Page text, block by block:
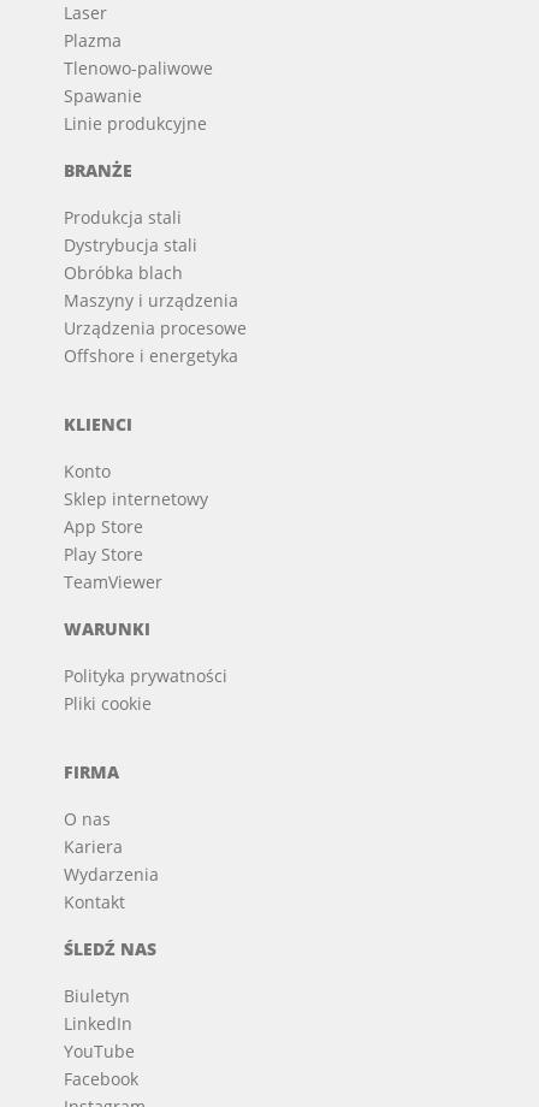
Laser
Plazma
Tlenowo-paliwowe
Spawanie
Linie produkcyjne
BRANŻE
Produkcja stali
Dystrybucja stali
Obróbka blach
Maszyny i urządzenia
Urządzenia procesowe
Offshore i energetyka
KLIENCI
Konto
Sklep internetowy
App Store
Play Store
TeamViewer
WARUNKI
Polityka prywatności
Pliki cookie
FIRMA
O nas
Kariera
Wydarzenia
Kontakt
ŚLEDŹ NAS
Biuletyn
LinkedIn
YouTube
Facebook